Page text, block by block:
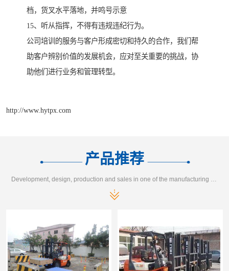
档，货叉水平落地，并鸣号示意
15、听从指挥，不得有违规违纪行为。
公司培训的服务与客户形成密切和持久的合作，我们帮
助客户辨别价值的发展机会，应对至关重要的挑战，协
助他们进行业务和管理转型。
http://www.hytpx.com
产品推荐